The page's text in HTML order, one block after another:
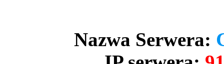
Nazwa Serwera: